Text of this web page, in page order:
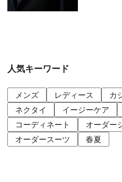
人気キーワード
メンズ レディース
カ
ネクタイ
イージーケア
コーディネート
オーダー
オーダースーツ
春夏